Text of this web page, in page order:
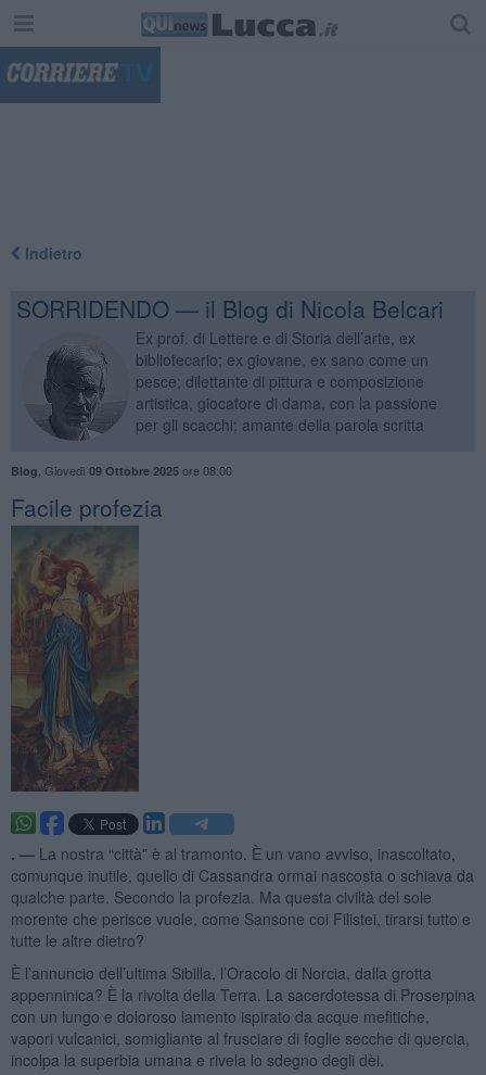
Indietro
SORRIDENDO — il Blog di Nicola Belcari
Ex prof. di Lettere e di Storia dell’arte, ex
bibliotecario; ex giovane, ex sano come un
pesce; dilettante di pittura e composizione
artistica, giocatore di dama, con la passione
per gli scacchi; amante della parola scritta
Blog Giovedì 09 Ottobre 2025ore 08:00
Facile profezia
. — La nostra “città” è al tramonto. È un vano avviso, inascoltato,
comunque inutile, quello di Cassandra ormai nascosta o schiava da
qualche parte. Secondo la profezia. Ma questa civiltà del sole
morente che perisce vuole, come Sansone coi Filistei, tirarsi tutto e
tutte le altre dietro?
È l’annuncio dell’ultima Sibilla, l’Oracolo di Norcia, dalla grotta
appenninica? È la rivolta della Terra. La sacerdotessa di Proserpina
con un lungo e doloroso lamento ispirato da acque mefitiche,
vapori vulcanici, somigliante al frusciare di foglie secche di quercia,
incolpa la superbia umana e rivela lo sdegno degli dèi.